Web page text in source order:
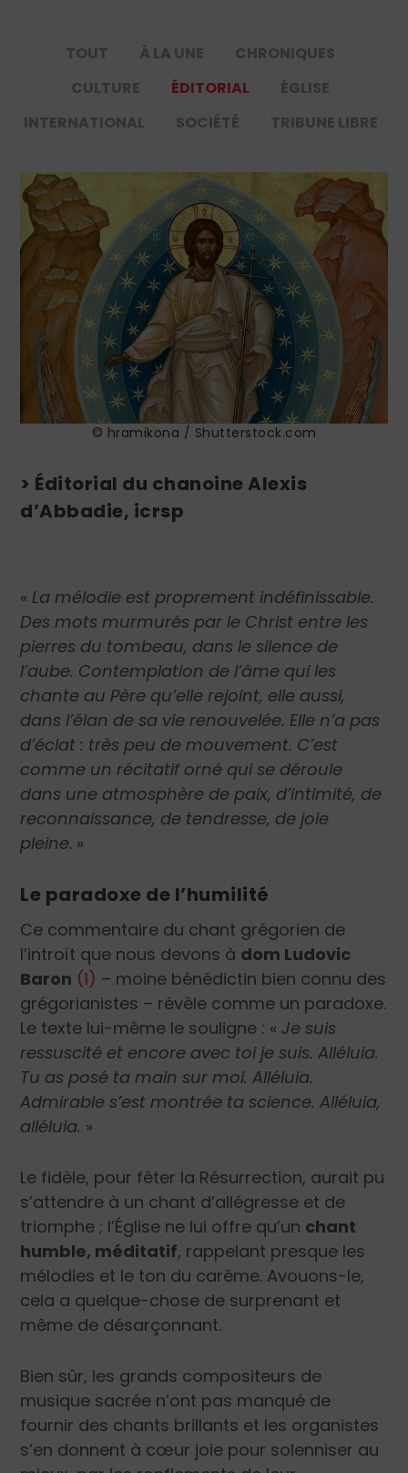
TOUT À LA UNE
CHRONIQUES
CULTURE
ÉDITORIAL
ÉGLISE
INTERNATIONAL
SOCIÉTÉ TRIBUNE LIBRE
© hramikona / Shutterstock.com
> Éditorial du chanoine Alexis
d’Abbadie, icrsp
« La mélodie est proprement indéfinissable.
Des mots murmurés par le Christ entre les
pierres du tombeau, dans le silence de
l’aube. Contemplation de l’âme qui les
chante au Père qu’elle rejoint, elle aussi,
dans l’élan de sa vie renouvelée. Elle n’a pas
d’éclat : très peu de mouvement. C’est
comme un récitatif orné qui se déroule
dans une atmosphère de paix, d’intimité, de
reconnaissance, de tendresse, de joie
pleine. »
Le paradoxe de l’humilité
Ce commentaire du chant grégorien de
l’introït que nous devons à dom Ludovic
Baron (1) – moine bénédictin bien connu des
grégorianistes – révèle comme un paradoxe.
Le texte lui-même le souligne : «Je suis
ressuscité et encore avec toi je suis. Alléluia.
Tu as posé ta main sur moi. Alléluia.
Admirable s’est montrée ta science. Alléluia,
alléluia. »
Le fidèle, pour fêter la Résurrection, aurait pu
s’attendre à un chant d’allégresse et de
triomphe ; l’Église ne lui offre qu’un chant
humble, méditatif, rappelant presque les
mélodies et le ton du carême. Avouons-le,
cela a quelque-chose de surprenant et
même de désarçonnant.
Bien sûr, les grands compositeurs de
musique sacrée n’ont pas manqué de
fournir des chants brillants et les organistes
s’en donnent à cœur joie pour solenniser au